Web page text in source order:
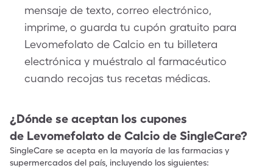
mensaje de texto, correo electrónico,
imprime, o guarda tu cupón gratuito para
Levomefolato de Calcio en tu billetera
electrónica y muéstralo al farmacéutico
cuando recojas tus recetas médicas.
¿Dónde se aceptan los cupones
de Levomefolato de Calcio de SingleCare?
SingleCare se acepta en la mayoría de las farmacias y
supermercados del país, incluyendo los siguientes: